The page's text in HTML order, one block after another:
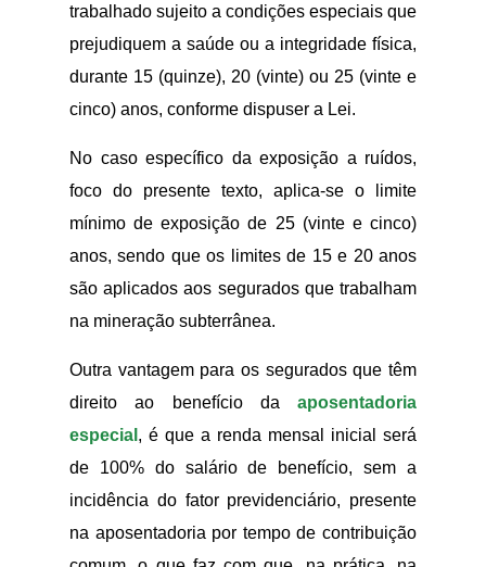
trabalhado sujeito a condições especiais que
prejudiquem a saúde ou a integridade física,
durante 15 (quinze), 20 (vinte) ou 25 (vinte e
cinco) anos, conforme dispuser a Lei.
No caso específico da exposição a ruídos,
foco do presente texto, aplica-se o limite
mínimo de exposição de 25 (vinte e cinco)
anos, sendo que os limites de 15 e 20 anos
são aplicados aos segurados que trabalham
na mineração subterrânea.
Outra vantagem para os segurados que têm
direito ao benefício da aposentadoria
especial , é que a renda mensal inicial será
de 100% do salário de benefício, sem a
incidência do fator previdenciário, presente
na aposentadoria por tempo de contribuição